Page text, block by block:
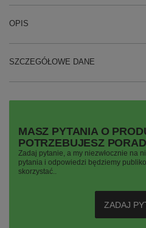
OPIS
SZCZEGÓŁOWE DANE
MASZ PYTANIA O
POTRZEBUJESZ
Zadaj pytanie, a my niezwłocznie na
pytania i odpowiedzi będziemy
skorzystać..
ZADAJ